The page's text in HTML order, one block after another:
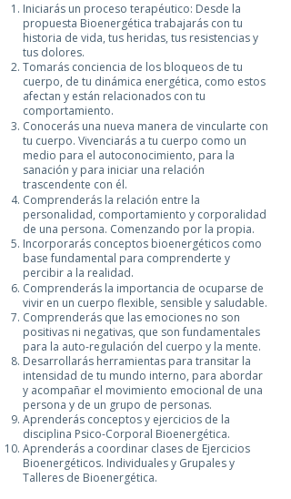
Iniciarás un proceso terapéutico: Desde la
propuesta Bioenergética trabajarás con tu
historia de vida, tus heridas, tus resistencias y
tus dolores.
Tomarás conciencia de los bloqueos de tu
cuerpo, de tu dinámica energética, como estos
afectan y están relacionados con tu
comportamiento.
Conocerás una nueva manera de vincularte con
tu cuerpo. Vivenciarás a tu cuerpo como un
medio para el autoconocimiento, para la
sanación y para iniciar una relación
trascendente con él.
Comprenderás la relación entre la
personalidad, comportamiento y corporalidad
de una persona. Comenzando por la propia.
Incorporarás conceptos bioenergéticos como
base fundamental para comprenderte y
percibir a la realidad.
Comprenderás la importancia de ocuparse de
vivir en un cuerpo flexible, sensible y saludable.
Comprenderás que las emociones no son
positivas ni negativas, que son fundamentales
para la auto-regulación del cuerpo y la mente.
Desarrollarás herramientas para transitar la
intensidad de tu mundo interno, para abordar
y acompañar el movimiento emocional de una
persona y de un grupo de personas.
Aprenderás conceptos y ejercicios de la
disciplina Psico-Corporal Bioenergética.
Aprenderás a coordinar clases de Ejercicios
Bioenergéticos. Individuales y Grupales y
Talleres de Bioenergética.